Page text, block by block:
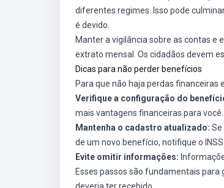
diferentes regimes. Isso pode
é devido.
Manter a vigilância sobre as contas e
extrato mensal. Os cidadãos devem
Dicas para não perder benefícios
Para que não haja perdas financeiras
Verifique a configuração do
mais vantagens financeiras para você.
Mantenha o cadastro atualizado: Se
de um novo benefício, notifique o
Evite omitir informações:
Esses passos são fundamentais